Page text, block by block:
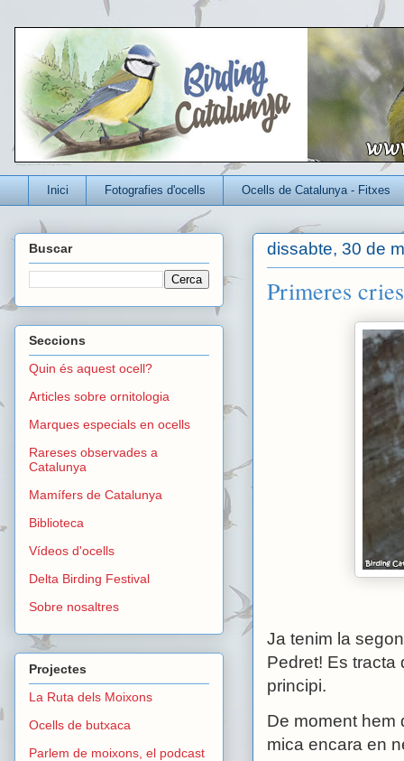
Un blog per conèixer millor els ocells que viuen a Catalunya
Inici Fotografies d'ocells Ocells de Catalunya - Fitxes
dissabte, 30 de
Primeres
Ja tenim la
Pedret! Es tracta
principi.
De moment hem
mica encara en
Buscar
Seccions
Quin és aquest ocell?
Articles sobre ornitologia
Marques especials en ocells
Rareses observades a
Catalunya
Mamífers de Catalunya
Biblioteca
Vídeos d'ocells
Delta Birding Festival
Sobre nosaltres
Projectes
La Ruta dels Moixons
Ocells de butxaca
Parlem de moixons, el podcast